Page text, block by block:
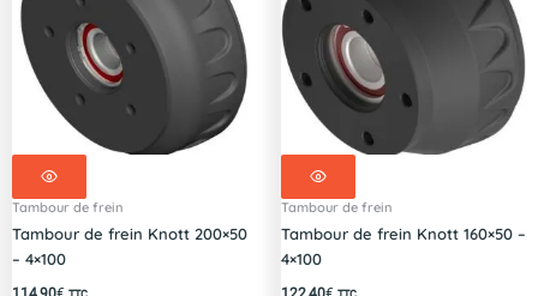
Tambour de frein
Tambour de frein Knott 200×50
– 4×100
Tambour de frein
Tambour de frein Knott 160×50 –
4×100